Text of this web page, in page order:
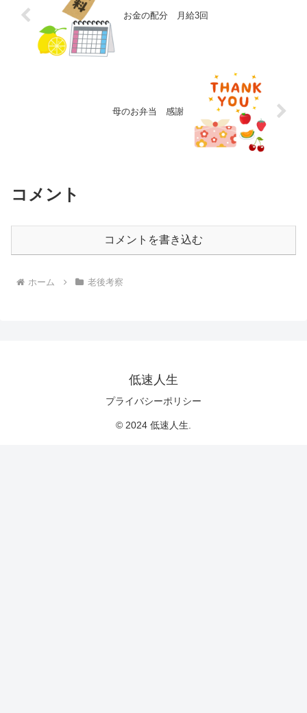
お金の配分 月給3回
母のお弁当 感謝
コメント
コメントを書き込む
ホーム 老後考察
低速人生
プライバシーポリシー
© 2024 低速人生.